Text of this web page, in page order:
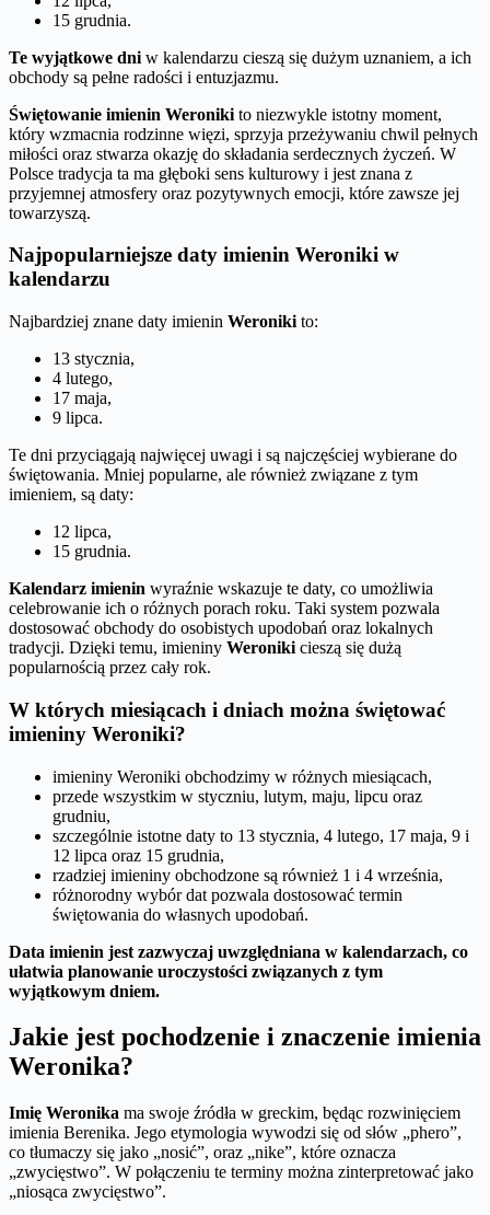
15 grudnia.
Te wyjątkowe dni w kalendarzu cieszą się dużym uznaniem, a ich
obchody są pełne radości i entuzjazmu.
Świętowanie imienin Weroniki to niezwykle istotny moment,
który wzmacnia rodzinne więzi, sprzyja przeżywaniu chwil pełnych
miłości oraz stwarza okazję do składania serdecznych życzeń. W
Polsce tradycja ta ma głęboki sens kulturowy i jest znana z
przyjemnej atmosfery oraz pozytywnych emocji, które zawsze jej
towarzyszą.
Najpopularniejsze daty imienin Weroniki w
kalendarzu
Najbardziej znane daty imienin Weroniki to:
13 stycznia,
4 lutego,
17 maja,
9 lipca.
Te dni przyciągają najwięcej uwagi i są najczęściej wybierane do
świętowania. Mniej popularne, ale również związane z tym
imieniem, są daty:
12 lipca,
15 grudnia.
Kalendarz imienin wyraźnie wskazuje te daty, co umożliwia
celebrowanie ich o różnych porach roku. Taki system pozwala
dostosować obchody do osobistych upodobań oraz lokalnych
tradycji. Dzięki temu, imieniny Weroniki cieszą się dużą
popularnością przez cały rok.
W których miesiącach i dniach można świętować
imieniny Weroniki?
imieniny Weroniki obchodzimy w różnych miesiącach,
przede wszystkim w styczniu, lutym, maju, lipcu oraz
grudniu,
szczególnie istotne daty to 13 stycznia, 4 lutego, 17 maja, 9 i
12 lipca oraz 15 grudnia,
rzadziej imieniny obchodzone są również 1 i 4 września,
różnorodny wybór dat pozwala dostosować termin
świętowania do własnych upodobań.
Data imienin jest zazwyczaj uwzględniana w kalendarzach, co
ułatwia planowanie uroczystości związanych z tym
wyjątkowym dniem.
Jakie jest pochodzenie i znaczenie imienia
Weronika?
Imię Weronika ma swoje źródła w greckim, będąc rozwinięciem
imienia Berenika. Jego etymologia wywodzi się od słów „phero”,
co tłumaczy się jako „nosić”, oraz „nike”, które oznacza
„zwycięstwo”. W połączeniu te terminy można zinterpretować jako
„niosąca zwycięstwo”.